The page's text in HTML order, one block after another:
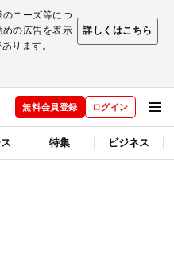
ニーズ等につ
の広告を表示
ります。
詳しくはこちら
無料会員登録 ログイン
特集 ビジネス